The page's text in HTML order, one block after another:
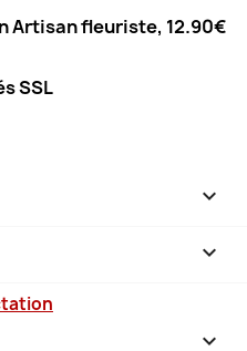
Artisan fleuriste, 12.90€
SSL


